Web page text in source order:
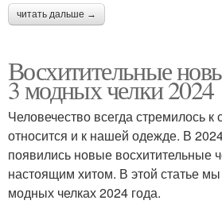
читать дальше →
Восхитительные
3 модных челки 2024
Человечество всегда стремилось к
относится и к нашей одежде. В
появились новые восхитительные
настоящим хитом. В этой статье
модных челках 2024 года.